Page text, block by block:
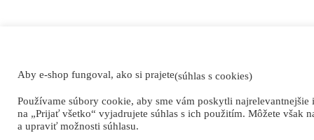
Aby e-shop fungoval, ako si prajete(súhlas s cookies)
Používame súbory cookie, aby sme vám poskytli
na „Prijať všetko“ vyjadrujete súhlas s ich použitím. Môžete však
a upraviť možnosti súhlasu.